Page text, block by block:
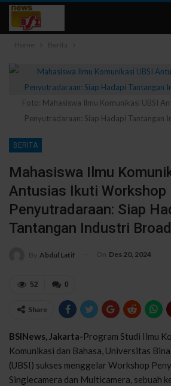
Home Berita
Foto: Mahasiswa Ilmu Komunikasi UBSI
Penyutradaraan: Siap Hadapi Tantangan
BERITA
Mahasiswa Ilmu
Antusias Ikuti Workshop
Penyutradaraan: Siap
Tantangan Industri
By Abdul Latif On Des 20, 2024
0
52
Share
BSINews, Jakarta-Program Studi Ilmu
Komunikasi dan Bahasa, Universitas
(UBSI) sukses menggelar Workshop
Singlecamera dan Multicamera, sebuah